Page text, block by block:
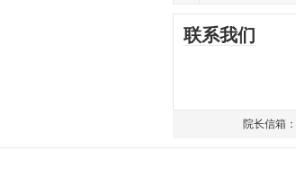
联系我们
院长信箱：